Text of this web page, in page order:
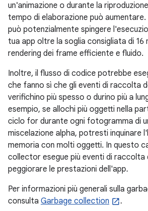
un'animazione o durante la
tempo di elaborazione può
può potenzialmente spingere
tua app oltre la soglia consigliata di 16
rendering dei frame efficiente e fluido.
Inoltre, il flusso di codice potrebbe
che fanno sì che gli eventi di raccolta
verifichino più spesso o durino più a
esempio, se allochi più oggetti nella
ciclo for durante ogni fotogramma di
miscelazione alpha, potresti inquinare
memoria con molti oggetti. In questo
collector esegue più eventi di raccolta
peggiorare le prestazioni dell'app.
Per informazioni più generali sulla
consulta Garbage collection .